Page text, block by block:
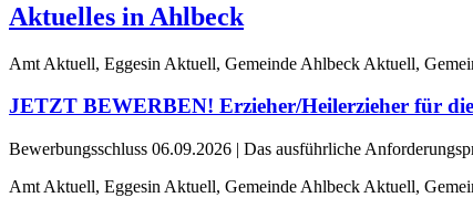
Aktuelles in Ahlbeck
Amt Aktuell, Eggesin Aktuell, Gemeinde Ahlbeck Aktuell,
JETZT BEWERBEN! Erzieher/Heilerzieher für
Bewerbungsschluss 06.09.2026 | Das ausführliche
Amt Aktuell, Eggesin Aktuell, Gemeinde Ahlbeck Aktuell,